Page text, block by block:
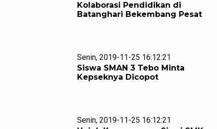
Kolaborasi Pendidikan di
Batanghari Bekembang Pesat
Senin, 2019-11-25 16:12:21
Siswa SMAN 3 Tebo Minta
Kepseknya Dicopot
Senin, 2019-11-25 16:12:21